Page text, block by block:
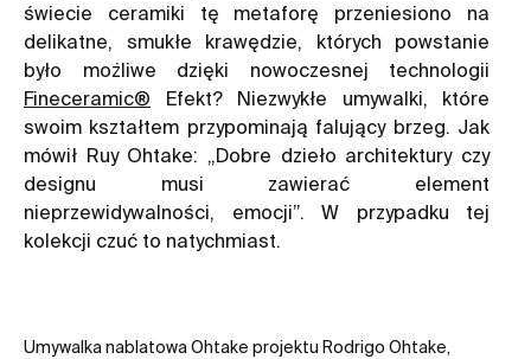
świecie ceramiki tę metaforę przeniesiono na
delikatne, smukłe krawędzie, których powstanie
było możliwe dzięki nowoczesnej technologii
Fineceramic® Efekt? Niezwykłe umywalki, które
swoim kształtem przypominają falujący brzeg. Jak
mówił Ruy Ohtake: „Dobre dzieło architektury czy
designu musi zawierać element
nieprzewidywalności, emocji”. W przypadku tej
kolekcji czuć to natychmiast.
Umywalka nablatowa Ohtake projektu Rodrigo Ohtake,